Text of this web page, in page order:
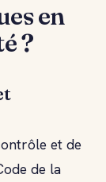
en
?
et de
de la